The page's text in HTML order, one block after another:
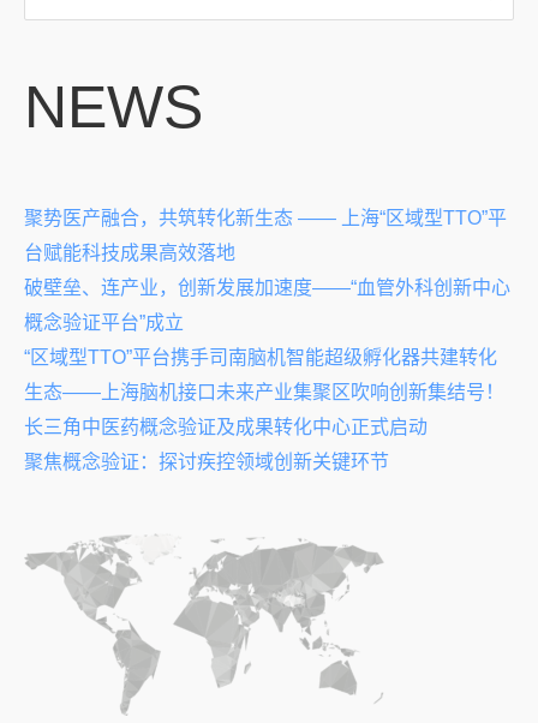
NEWS
聚势医产融合，共筑转化新生态 —— 上海“区域型TTO”平
台赋能科技成果高效落地
破壁垒、连产业，创新发展加速度——“血管外科创新中心
概念验证平台”成立
“区域型TTO”平台携手司南脑机智能超级孵化器共建转化
生态——上海脑机接口未来产业集聚区吹响创新集结号！
长三角中医药概念验证及成果转化中心正式启动
聚焦概念验证：探讨疾控领域创新关键环节